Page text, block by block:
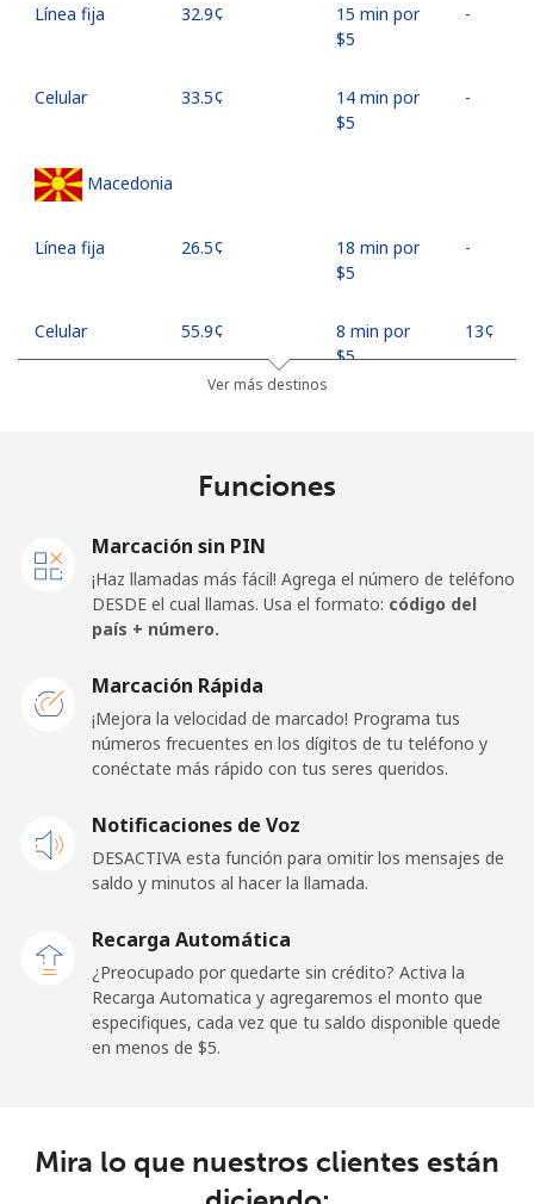
Línea fija ⁦32.9¢⁩
15 min por
⁦$5⁩
-
Celular ⁦33.5¢⁩
14 min por
⁦$5⁩
-
Macedonia
Línea fija ⁦26.5¢⁩
18 min por
⁦$5⁩
-
Celular ⁦55.9¢⁩
8 min por
⁦$5⁩
⁦13¢⁩
⁦81.9¢⁩
Celular
⁦$5⁩
Línea fija ⁦57.9¢⁩
8 min por
⁦$5⁩
Malaysia
Línea fija ⁦1.5¢⁩
⁦$5⁩
⁦1.5¢⁩
333 min por
-
Ver más destinos
Funciones
Marcación sin PIN
¡Haz llamadas más fácil! Agrega el número de teléfono
DESDE el cual llamas. Usa el formato: código del
país + número.
Marcación Rápida
¡Mejora la velocidad de marcado! Programa tus
números frecuentes en los dígitos de tu teléfono y
conéctate más rápido con tus seres queridos.
Notificaciones de Voz
DESACTIVA esta función para omitir los mensajes de
saldo y minutos al hacer la llamada.
Recarga Automática
¿Preocupado por quedarte sin crédito? Activa la
Recarga Automatica y agregaremos el monto que
especifiques, cada vez que tu saldo disponible quede
en menos de ⁦$5⁩.
Mira lo que nuestros clientes están